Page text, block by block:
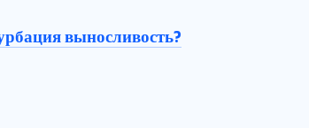
выносливость?